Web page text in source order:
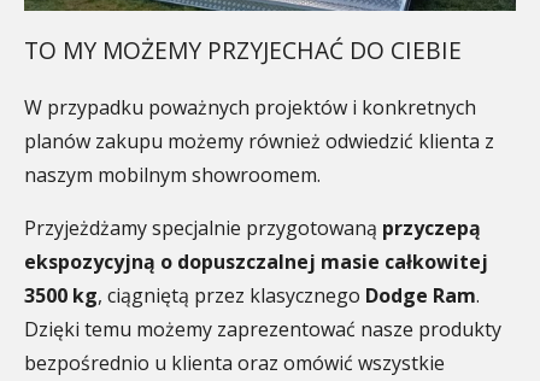
TO MY MOŻEMY PRZYJECHAĆ DO CIEBIE
W przypadku poważnych projektów i konkretnych
planów zakupu możemy również odwiedzić klienta z
naszym mobilnym showroomem.
Przyjeżdżamy specjalnie przygotowaną przyczepą
ekspozycyjną o dopuszczalnej masie całkowitej
3500 kg, ciągniętą przez klasycznego Dodge Ram.
Dzięki temu możemy zaprezentować nasze produkty
bezpośrednio u klienta oraz omówić wszystkie